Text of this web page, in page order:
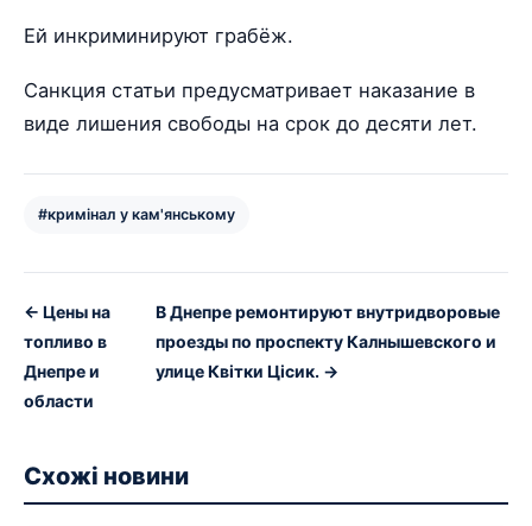
Ей инкриминируют грабёж.
Санкция статьи предусматривает наказание в
виде лишения свободы на срок до десяти лет.
#кримінал у кам'янському
← Цены на
топливо в
Днепре и
области
В Днепре ремонтируют внутридворовые
проезды по проспекту Калнышевского и
улице Квітки Цісик. →
Схожі новини